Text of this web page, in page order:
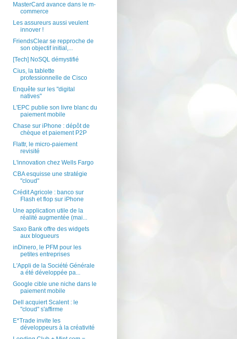
MasterCard avance dans le m-
commerce
Les assureurs aussi veulent
innover !
FriendsClear se repproche de
son objectif initial,...
[Tech] NoSQL démystifié
Cius, la tablette
professionnelle de Cisco
Enquête sur les "digital
natives"
L'EPC publie son livre blanc du
paiement mobile
Chase sur iPhone : dépôt de
chèque et paiement P2P
Flattr, le micro-paiement
revisité
L'innovation chez Wells Fargo
CBA esquisse une stratégie
"cloud"
Crédit Agricole : banco sur
Flash et flop sur iPhone
Une application utile de la
réalité augmentée (mai...
Saxo Bank offre des widgets
aux blogueurs
inDinero, le PFM pour les
petites entreprises
L'Appli de la Société Générale
a été développée pa...
Google cible une niche dans le
paiement mobile
Dell acquiert Scalent : le
"cloud" s'affirme
E*Trade invite les
développeurs à la créativité